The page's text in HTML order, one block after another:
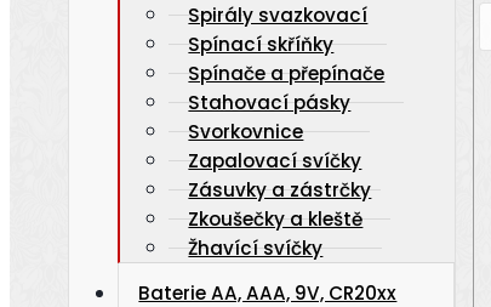
Spirály svazkovací
Spínací skříňky
Spínače a přepínače
Stahovací pásky
Svorkovnice
Zapalovací svíčky
Zásuvky a zástrčky
Zkoušečky a kleště
Žhavící svíčky
Baterie AA, AAA, 9V, CR20xx